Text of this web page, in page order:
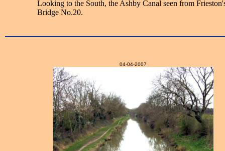
Looking to the South, the Ashby Canal seen from
Bridge No.20.
04-04-2007